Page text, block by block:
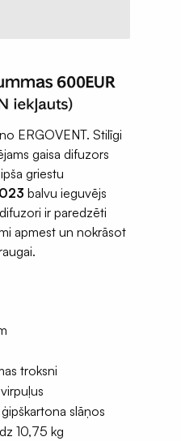
ERGOVENT. Stilīgi
gaisa difuzors
griestu
balvu ieguvējs
ir paredzēti
apmest un nokrāsot
troksni
slāņos
10,75 kg